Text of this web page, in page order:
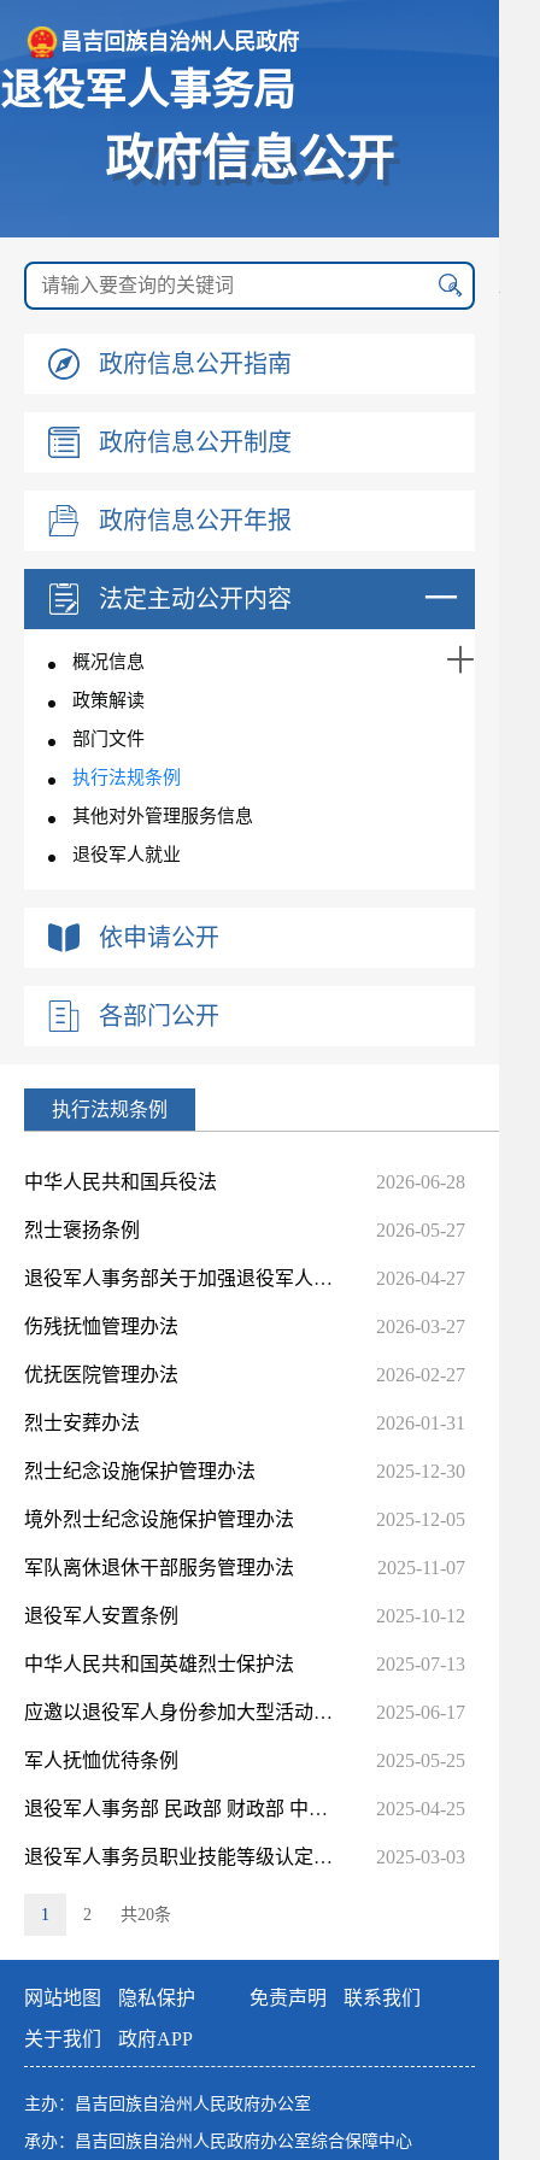
昌吉回族自治州人民政府
退役军人事务局
政府信息公开
政府信息公开指南
政府信息公开制度
政府信息公开年报
法定主动公开内容
概况信息
政策解读
部门文件
执行法规条例
其他对外管理服务信息
退役军人就业
依申请公开
各部门公开
执行法规条例
中华人民共和国兵役法 2026-06-28
烈士褒扬条例 2026-05-27
退役军人事务部关于加强退役军人事务法治文化建设的实施意见 2026-04-27
伤残抚恤管理办法 2026-03-27
优抚医院管理办法 2026-02-27
烈士安葬办法 2026-01-31
烈士纪念设施保护管理办法 2025-12-30
境外烈士纪念设施保护管理办法 2025-12-05
军队离休退休干部服务管理办法 2025-11-07
退役军人安置条例 2025-10-12
中华人民共和国英雄烈士保护法 2025-07-13
应邀以退役军人身份参加大型活动着装办法（试行） 2025-06-17
军人抚恤优待条例 2025-05-25
退役军人事务部 民政部 财政部 中国残联关于印发《残疾军人康复辅助器具配置办法》的通知 2025-04-25
退役军人事务员职业技能等级认定实施细则（暂行） 2025-03-03
1 2 共20条
网站地图 隐私保护 免责声明
联系我们
关于我们
政府APP
主办：昌吉回族自治州人民政府办公室
承办：昌吉回族自治州人民政府办公室综合保障中心